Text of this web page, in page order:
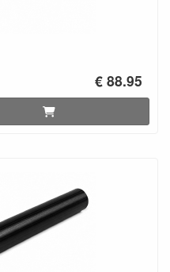
€ 88.95